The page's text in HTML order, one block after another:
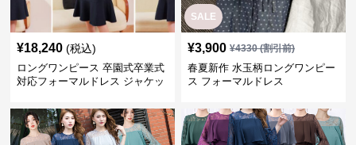
¥18,240 (税込)
ロングワンピース 卒園式卒業式
対応フォーマルドレス ジャケッ
SALE
¥3,900 ¥4330(割引前)
春夏新作 水玉柄ロングワンピー
ス フォーマルドレス